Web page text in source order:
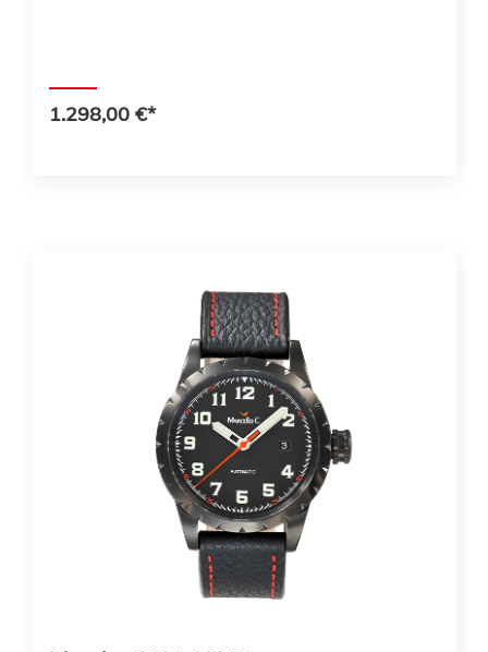
1.298,00 €*